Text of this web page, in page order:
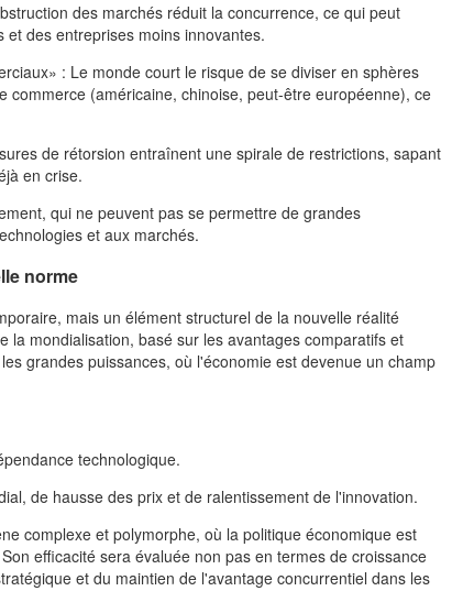
des marchés réduit la concurrence, ce qui peut
des entreprises moins innovantes.
: Le monde court le risque de se diviser en sphères
(américaine, chinoise, peut-être européenne), ce
de rétorsion entraînent une spirale de restrictions, sapant
en crise.
qui ne peuvent pas se permettre de grandes
et aux marchés.
norme
mais un élément structurel de la nouvelle réalité
mondialisation, basé sur les avantages comparatifs et
grandes puissances, où l'économie est devenue un champ
technologique.
de hausse des prix et de ralentissement de l'innovation.
complexe et polymorphe, où la politique économique est
efficacité sera évaluée non pas en termes de croissance
et du maintien de l'avantage concurrentiel dans les